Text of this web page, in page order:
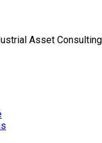
Asset Consulting